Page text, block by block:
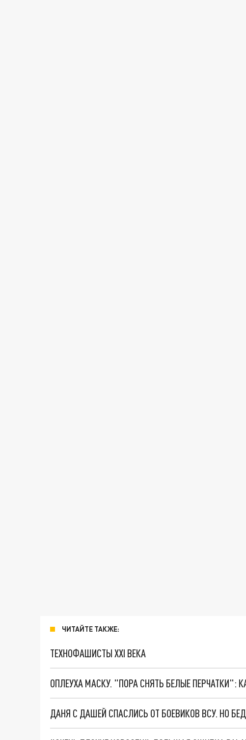
ЧИТАЙТЕ ТАКЖЕ:
ТЕХНОФАШИСТЫ XXI ВЕКА
ОПЛЕУХА МАСКУ. "ПОРА СНЯТЬ БЕЛЫЕ ПЕРЧАТКИ":
ДАНЯ С ДАШЕЙ СПАСЛИСЬ ОТ БОЕВИКОВ ВСУ. НО